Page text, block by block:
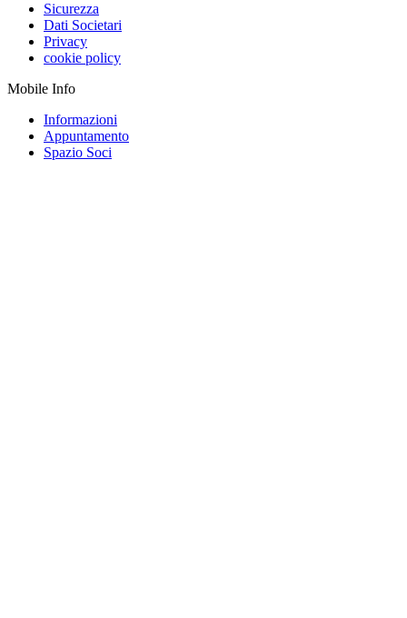
Sicurezza
Dati Societari
Privacy
cookie policy
Mobile Info
Informazioni
Appuntamento
Spazio Soci